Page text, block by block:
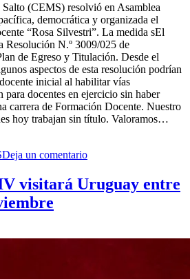
(CEMS) resolvió en Asamblea
democrática y organizada el
“Rosa Silvestri”. La medida sEl
Resolución N.º 3009/025 de
de Egreso y Titulación. Desde el
aspectos de esta resolución podrían
inicial al habilitar vías
para docentes en ejercicio sin haber
carrera de Formación Docente. Nuestro
hoy trabajan sin título. Valoramos…
Deja un comentario
visitará Uruguay entre